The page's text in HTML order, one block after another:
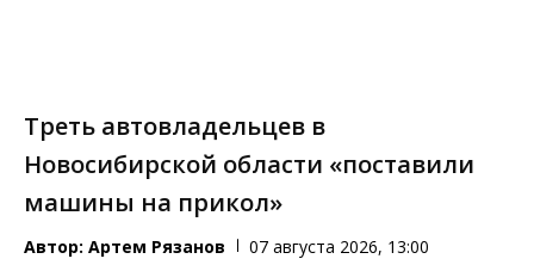
Треть автовладельцев в
Новосибирской области «поставили
машины на прикол»
Автор: Артем Рязанов 07 августа 2026, 13:00